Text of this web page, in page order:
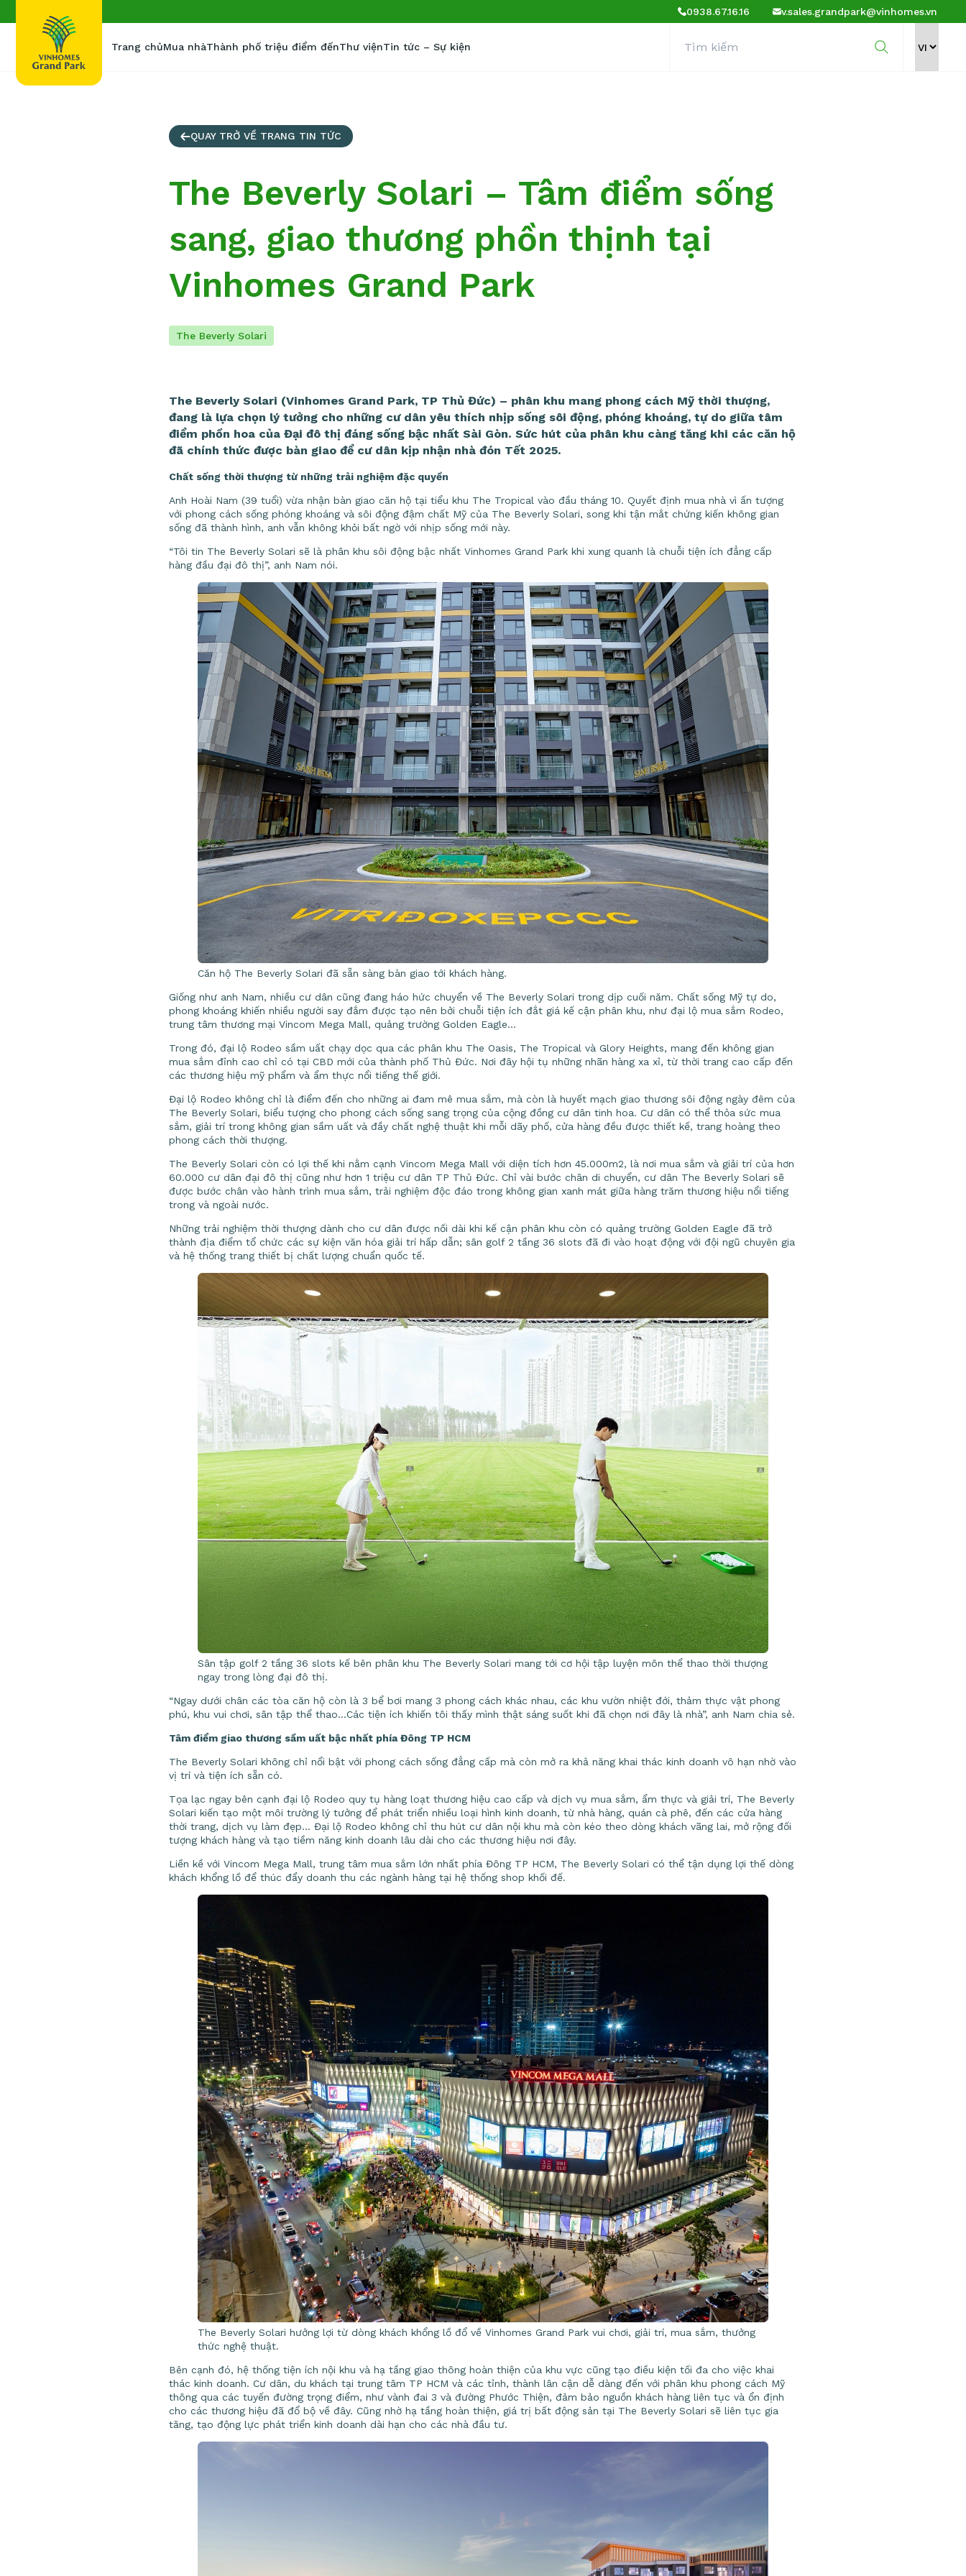
0938.67.16.16 v.sales.grandpark@vinhomes.vn
Trang chủMua nhàThành phố triệu điểm đếnThư việnTin tức – Sự kiện
QUAY TRỞ VỀ TRANG TIN TỨC
The Beverly Solari – Tâm điểm sống
sang, giao thương phồn thịnh tại
Vinhomes Grand Park
The Beverly Solari
The Beverly Solari (Vinhomes Grand Park, TP Thủ Đức) – phân khu mang phong cách Mỹ thời thượng,
đang là lựa chọn lý tưởng cho những cư dân yêu thích nhịp sống sôi động, phóng khoáng, tự do giữa tâm
điểm phồn hoa của Đại đô thị đáng sống bậc nhất Sài Gòn. Sức hút của phân khu càng tăng khi các căn hộ
đã chính thức được bàn giao để cư dân kịp nhận nhà đón Tết 2025.
Chất sống thời thượng từ những trải nghiệm đặc quyền
Anh Hoài Nam (39 tuổi) vừa nhận bàn giao căn hộ tại tiểu khu The Tropical vào đầu tháng 10. Quyết định mua nhà vì ấn tượng
với phong cách sống phóng khoáng và sôi động đậm chất Mỹ của The Beverly Solari, song khi tận mắt chứng kiến không gian
sống đã thành hình, anh vẫn không khỏi bất ngờ với nhịp sống mới này.
“Tôi tin The Beverly Solari sẽ là phân khu sôi động bậc nhất Vinhomes Grand Park khi xung quanh là chuỗi tiện ích đẳng cấp
hàng đầu đại đô thị”, anh Nam nói.
Căn hộ The Beverly Solari đã sẵn sàng bàn giao tới khách hàng.
Giống như anh Nam, nhiều cư dân cũng đang háo hức chuyển về The Beverly Solari trong dịp cuối năm. Chất sống Mỹ tự do,
phong khoáng khiến nhiều người say đắm được tạo nên bởi chuỗi tiện ích đắt giá kế cận phân khu, như đại lộ mua sắm Rodeo,
trung tâm thương mại Vincom Mega Mall, quảng trường Golden Eagle…
Trong đó, đại lộ Rodeo sầm uất chạy dọc qua các phân khu The Oasis, The Tropical và Glory Heights, mang đến không gian
mua sắm đỉnh cao chỉ có tại CBD mới của thành phố Thủ Đức. Nơi đây hội tụ những nhãn hàng xa xỉ, từ thời trang cao cấp đến
các thương hiệu mỹ phẩm và ẩm thực nổi tiếng thế giới.
Đại lộ Rodeo không chỉ là điểm đến cho những ai đam mê mua sắm, mà còn là huyết mạch giao thương sôi động ngày đêm của
The Beverly Solari, biểu tượng cho phong cách sống sang trọng của cộng đồng cư dân tinh hoa. Cư dân có thể thỏa sức mua
sắm, giải trí trong không gian sầm uất và đầy chất nghệ thuật khi mỗi dãy phố, cửa hàng đều được thiết kế, trang hoàng theo
phong cách thời thượng.
The Beverly Solari còn có lợi thế khi nằm cạnh Vincom Mega Mall với diện tích hơn 45.000m2, là nơi mua sắm và giải trí của hơn
60.000 cư dân đại đô thị cũng như hơn 1 triệu cư dân TP Thủ Đức. Chỉ vài bước chân di chuyển, cư dân The Beverly Solari sẽ
được bước chân vào hành trình mua sắm, trải nghiệm độc đáo trong không gian xanh mát giữa hàng trăm thương hiệu nổi tiếng
trong và ngoài nước.
Những trải nghiệm thời thượng dành cho cư dân được nối dài khi kế cận phân khu còn có quảng trường Golden Eagle đã trở
thành địa điểm tổ chức các sự kiện văn hóa giải trí hấp dẫn; sân golf 2 tầng 36 slots đã đi vào hoạt động với đội ngũ chuyên gia
và hệ thống trang thiết bị chất lượng chuẩn quốc tế.
Sân tập golf 2 tầng 36 slots kế bên phân khu The Beverly Solari mang tới cơ hội tập luyện môn thể thao thời thượng
ngay trong lòng đại đô thị.
“Ngay dưới chân các tòa căn hộ còn là 3 bể bơi mang 3 phong cách khác nhau, các khu vườn nhiệt đới, thảm thực vật phong
phú, khu vui chơi, sân tập thể thao…Các tiện ích khiến tôi thấy mình thật sáng suốt khi đã chọn nơi đây là nhà”, anh Nam chia sẻ.
Tâm điểm giao thương sầm uất bậc nhất phía Đông TP HCM
The Beverly Solari không chỉ nổi bật với phong cách sống đẳng cấp mà còn mở ra khả năng khai thác kinh doanh vô hạn nhờ vào
vị trí và tiện ích sẵn có.
Tọa lạc ngay bên cạnh đại lộ Rodeo quy tụ hàng loạt thương hiệu cao cấp và dịch vụ mua sắm, ẩm thực và giải trí, The Beverly
Solari kiến tạo một môi trường lý tưởng để phát triển nhiều loại hình kinh doanh, từ nhà hàng, quán cà phê, đến các cửa hàng
thời trang, dịch vụ làm đẹp… Đại lộ Rodeo không chỉ thu hút cư dân nội khu mà còn kéo theo dòng khách vãng lai, mở rộng đối
tượng khách hàng và tạo tiềm năng kinh doanh lâu dài cho các thương hiệu nơi đây.
Liền kề với Vincom Mega Mall, trung tâm mua sắm lớn nhất phía Đông TP HCM, The Beverly Solari có thể tận dụng lợi thế dòng
khách khổng lồ để thúc đẩy doanh thu các ngành hàng tại hệ thống shop khối đế.
The Beverly Solari hưởng lợi từ dòng khách khổng lồ đổ về Vinhomes Grand Park vui chơi, giải trí, mua sắm, thưởng
thức nghệ thuật.
Bên cạnh đó, hệ thống tiện ích nội khu và hạ tầng giao thông hoàn thiện của khu vực cũng tạo điều kiện tối đa cho việc khai
thác kinh doanh. Cư dân, du khách tại trung tâm TP HCM và các tỉnh, thành lân cận dễ dàng đến với phân khu phong cách Mỹ
thông qua các tuyến đường trọng điểm, như vành đai 3 và đường Phước Thiện, đảm bảo nguồn khách hàng liên tục và ổn định
cho các thương hiệu đã đổ bộ về đây. Cũng nhờ hạ tầng hoàn thiện, giá trị bất động sản tại The Beverly Solari sẽ liên tục gia
tăng, tạo động lực phát triển kinh doanh dài hạn cho các nhà đầu tư.